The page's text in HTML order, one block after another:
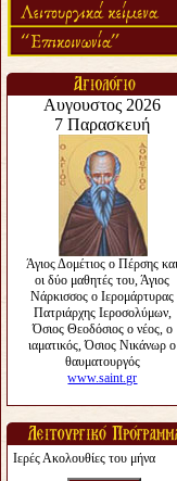
Ιερές Ακολουθίες του μήνα